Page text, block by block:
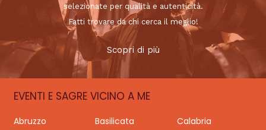
selezionate per qualità e autenticità.
Fatti trovare da chi cerca il meglio!
Scopri di più
EVENTI E SAGRE VICINO A ME
Abruzzo Basilicata
Calabria